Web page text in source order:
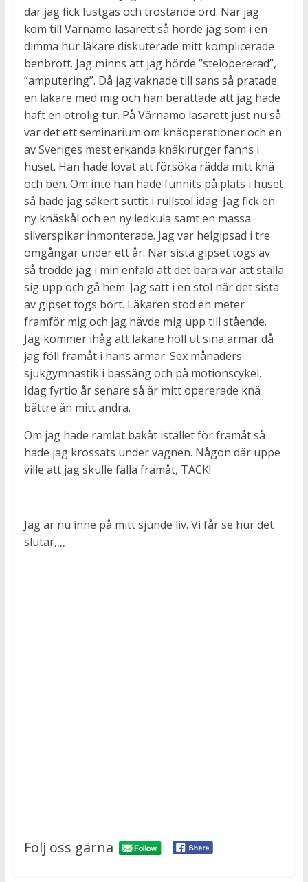
där jag fick lustgas och tröstande ord. När jag
kom till Värnamo lasarett så hörde jag som i en
dimma hur läkare diskuterade mitt komplicerade
benbrott. Jag minns att jag hörde ”stelopererad”,
”amputering”. Då jag vaknade till sans så pratade
en läkare med mig och han berättade att jag hade
haft en otrolig tur. På Värnamo lasarett just nu så
var det ett seminarium om knäoperationer och en
av Sveriges mest erkända knäkirurger fanns i
huset. Han hade lovat att försöka rädda mitt knä
och ben. Om inte han hade funnits på plats i huset
så hade jag säkert suttit i rullstol idag. Jag fick en
ny knäskål och en ny ledkula samt en massa
silverspikar inmonterade. Jag var helgipsad i tre
omgångar under ett år. När sista gipset togs av
så trodde jag i min enfald att det bara var att ställa
sig upp och gå hem. Jag satt i en stol när det sista
av gipset togs bort. Läkaren stod en meter
framför mig och jag hävde mig upp till stående.
Jag kommer ihåg att läkare höll ut sina armar då
jag föll framåt i hans armar. Sex månaders
sjukgymnastik i bassäng och på motionscykel.
Idag fyrtio år senare så är mitt opererade knä
bättre än mitt andra.
Om jag hade ramlat bakåt istället för framåt så
hade jag krossats under vagnen. Någon där uppe
ville att jag skulle falla framåt, TACK!
Jag är nu inne på mitt sjunde liv. Vi får se hur det
slutar,,,,
Följ oss gärna